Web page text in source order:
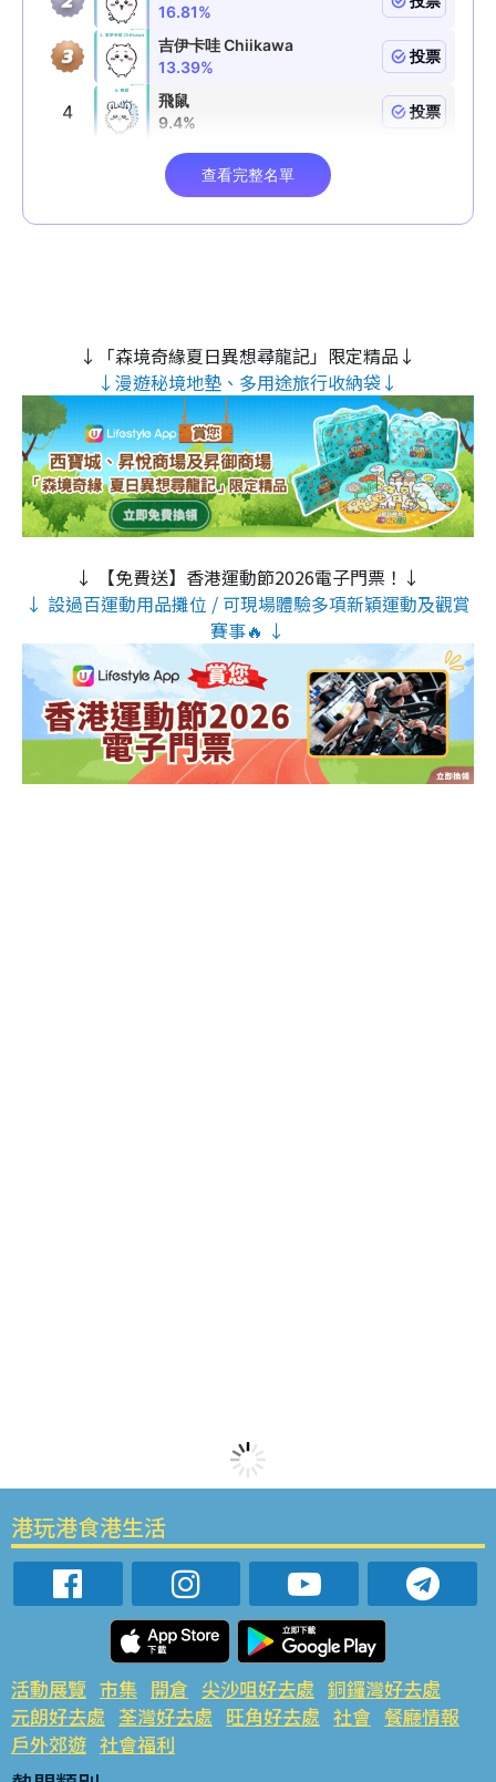
↓「森境奇緣夏日異想尋龍記」限定精品↓
↓漫遊秘境地墊、多用途旅行收納袋↓
↓ 【免費送】香港運動節2026電子門票！↓
↓ 設過百運動用品攤位 / 可現場體驗多項新穎運動及觀賞
賽事🔥 ↓
港玩港食港生活
活動展覽 市集 開倉 尖沙咀好去處 銅鑼灣好去處
元朗好去處 荃灣好去處 旺角好去處 社會 餐廳情報
戶外郊遊 社會福利